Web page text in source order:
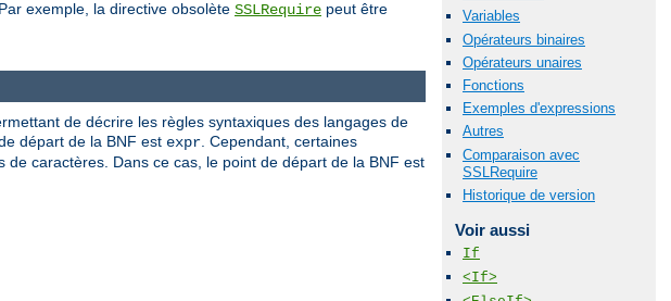
exemple, la directive obsolète SSLRequire peut être
Variables
Opérateurs binaires
Opérateurs unaires
Fonctions
Exemples d'expressions
Autres
Comparaison avec
SSLRequire
Historique de version
Voir aussi
If
<If>
de décrire les règles syntaxiques des langages de
départ de la BNF est expr . Cependant, certaines
caractères. Dans ce cas, le point de départ de la BNF est